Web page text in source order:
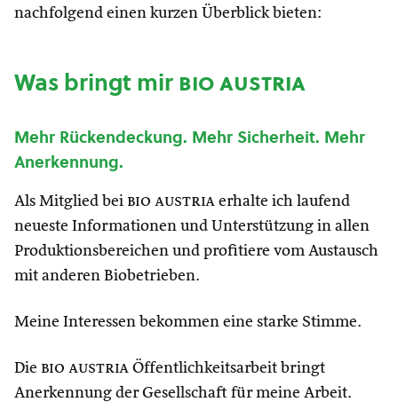
nachfolgend einen kurzen Überblick bieten:
Was bringt mirbio austria
Mehr Rückendeckung. Mehr Sicherheit. Mehr
Anerkennung.
Als Mitglied bei bio austria erhalte ich laufend
neueste Informationen und Unterstützung in allen
Produktionsbereichen und profitiere vom Austausch
mit anderen Biobetrieben.
Meine Interessen bekommen eine starke Stimme.
Die bio austria Öffentlichkeitsarbeit bringt
Anerkennung der Gesellschaft für meine Arbeit.